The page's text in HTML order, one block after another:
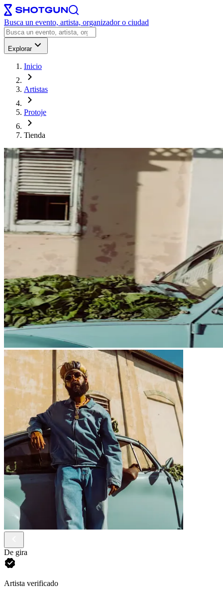
Busca un evento, artista, organizador o ciudad
Explorar
Inicio
Artistas
Protoje
Tienda
De gira
Artista verificado